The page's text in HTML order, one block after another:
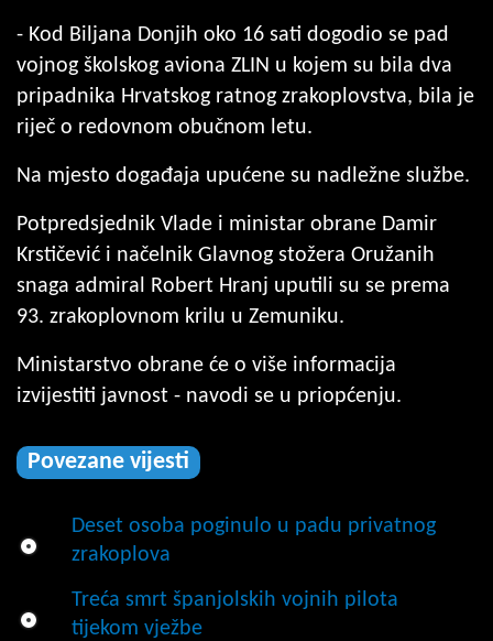
- Kod Biljana Donjih oko 16 sati dogodio se pad
vojnog školskog aviona ZLIN u kojem su bila dva
pripadnika Hrvatskog ratnog zrakoplovstva, bila je
riječ o redovnom obučnom letu.
Na mjesto događaja upućene su nadležne službe.
Potpredsjednik Vlade i ministar obrane Damir
Krstičević i načelnik Glavnog stožera Oružanih
snaga admiral Robert Hranj uputili su se prema
93. zrakoplovnom krilu u Zemuniku.
Ministarstvo obrane će o više informacija
izvijestiti javnost - navodi se u priopćenju.
Povezane vijesti
Deset osoba poginulo u padu privatnog
zrakoplova
Treća smrt španjolskih vojnih pilota
tijekom vježbe